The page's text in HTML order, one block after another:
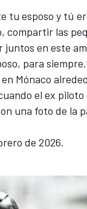
tu esposo y tú
las
en este
para
Mónaco
el ex piloto
una foto de la
de 2026.